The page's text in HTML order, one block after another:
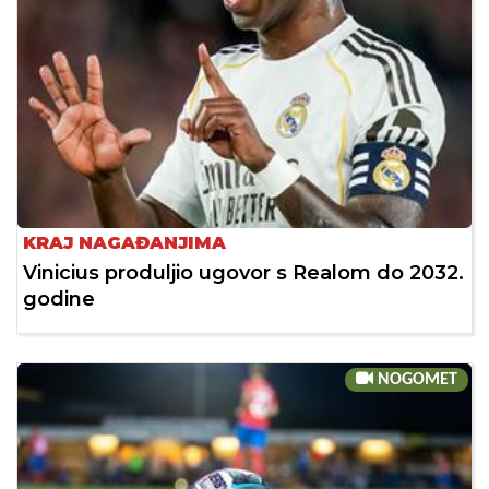
KRAJ NAGAĐANJIMA
Vinicius produljio ugovor s Realom do 2032.
godine
NOGOMET